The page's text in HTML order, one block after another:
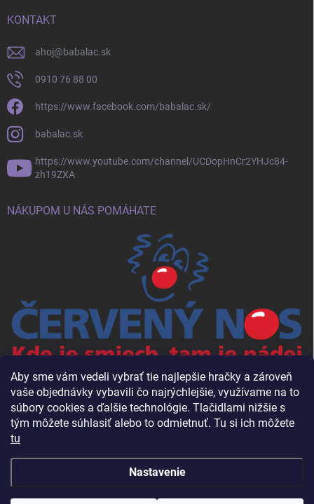
Aby sme vám vedeli vybrať tie najlepšie hračky a zároveň
vaše objednávky vybavili čo najrýchlejšie, využívame na to
súbory cookies a ďalšie technológie. Tlačidlami nižšie s
tým môžete súhlasiť alebo to odmietnuť. Tu si ich môžete
tu
Nastavenie
KONTAKT
ahoj@babalac.sk
0910 76 88 00
https://www.facebook.com/babalac.sk/
babalac.sk
https://www.youtube.com/channel/UCDopHnCr2YHJc84-
zh19ZXA
NÁKUPOM U NÁS POMÁHATE